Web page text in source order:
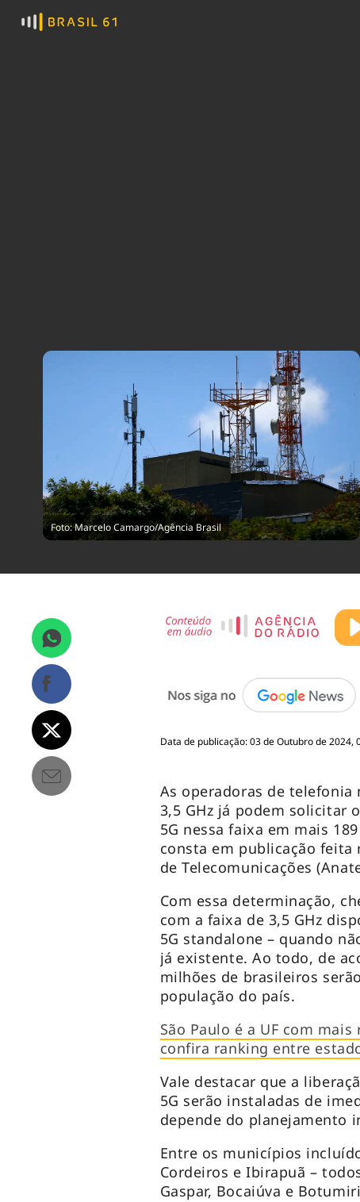
Foto: Marcelo Camargo/Agência Brasil
Data de publicação: 03 de Outubro de
As operadoras de
3,5 GHz já podem solicitar
5G nessa faixa em mais
consta em publicação feita
de Telecomunicações
Com essa determinação,
com a faixa de 3,5 GHz
5G standalone – quando
já existente. Ao todo, de
milhões de brasileiros
população do país.
São Paulo é a UF com
confira ranking entre
Vale destacar que a
5G serão instaladas de
depende do planejamento
Entre os municípios
Cordeiros e Ibirapuã –
Gaspar, Bocaiúva e